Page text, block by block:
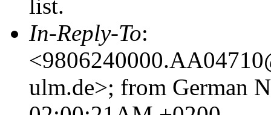
list.
In-Reply-To:
ulm.de>; from German